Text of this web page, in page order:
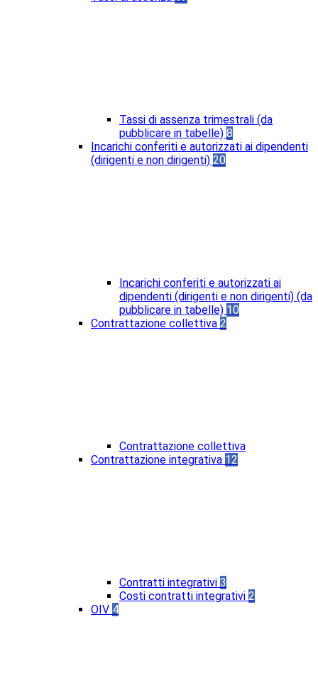
Tassi di assenza trimestrali (da
pubblicare in tabelle) 8
Incarichi conferiti e autorizzati ai dipendenti
(dirigenti e non dirigenti) 20
Incarichi conferiti e autorizzati ai
dipendenti (dirigenti e non dirigenti) (da
pubblicare in tabelle) 10
Contrattazione collettiva 2
Contrattazione collettiva
Contrattazione integrativa 12
Contratti integrativi 3
Costi contratti integrativi 2
OIV 4